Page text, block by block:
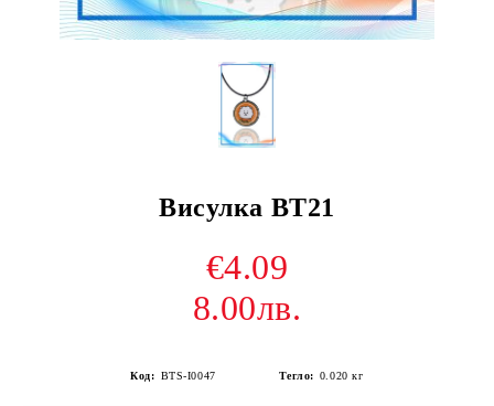
Висулка BT21
€4.09
8.00лв.
Код: BTS-I0047 Тегло: 0.020 кг